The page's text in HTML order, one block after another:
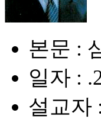
본문 :
일자 :
설교자